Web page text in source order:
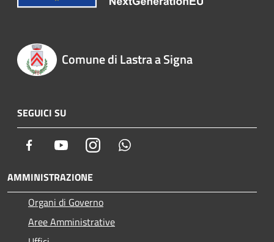
Comune di Lastra a Signa
SEGUICI SU
Facebook YoutubeInstagram
AMMINISTRAZIONE
Organi di Governo
Aree Amministrative